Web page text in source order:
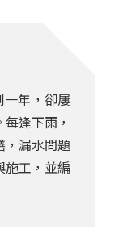
一年，卻屢
逢下雨，
，漏水問題
施工，並編